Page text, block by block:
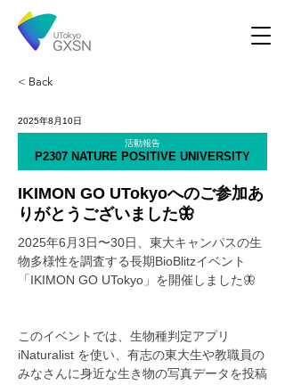
< Back
2025年8月10日
活動報告
P2307 NATURE POSITIVE UNIVERSITY
IKIMON GO UTokyoへのご参加あ
りがとうございました🦋
2025年6月3日〜30日、東大キャンパスの生
物多様性を調査する長期BioBlitzイベント
「IKIMON GO UTokyo」を開催しました🦋
このイベントでは、生物種判定アプリ
iNaturalist を使い、有志の東大生や教職員の
みなさんに身近な生き物の写真データを投稿